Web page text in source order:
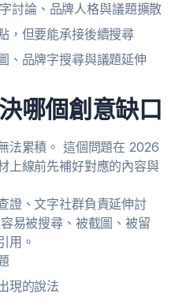
討論、品牌人格與議題擴散
，但要能承接後續搜尋
、品牌字搜尋與議題延伸
哪個創意缺口
法累積。 這個問題在 2026
上線前先補好對應的內容與
證、文字社群負責延伸討
易被搜尋、被截圖、被留
用。
現的說法